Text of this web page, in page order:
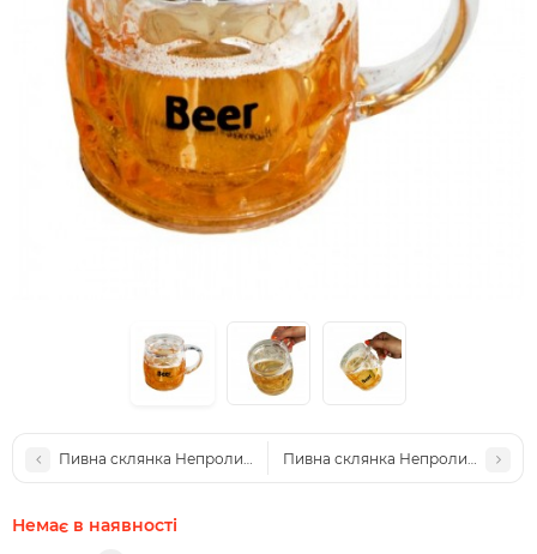
Пивна склянка Непроливайка 9281Пивна склянка Непроливайка
Немає в наявності